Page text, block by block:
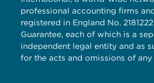
professional accounting firms
registered in England No.
Guarantee, each of which is a
independent legal entity and as
for the acts and omissions of